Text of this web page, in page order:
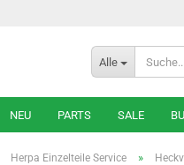
Alle
NEU PARTS SALE
Herpa Einzelteile Service »